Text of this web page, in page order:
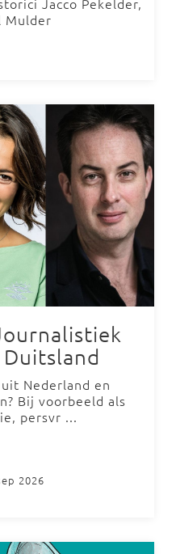
Mulder
Nederland en
Bij voorbeeld als
persvr ...
2026